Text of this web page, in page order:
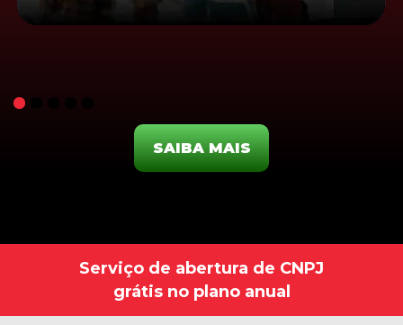
SAIBA MAIS
Serviço de abertura de CNPJ
grátis no plano anual